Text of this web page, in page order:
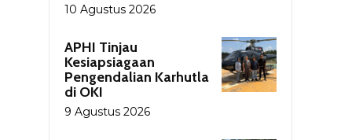
10 Agustus 2026
APHI Tinjau
Kesiapsiagaan
Pengendalian Karhutla
di OKI
9 Agustus 2026